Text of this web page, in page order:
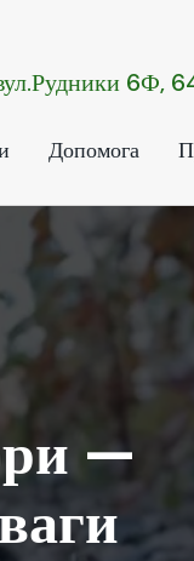
6Ф,
Допомога
—